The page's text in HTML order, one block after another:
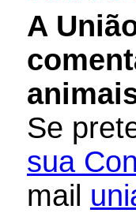
A
Se
sua
mail